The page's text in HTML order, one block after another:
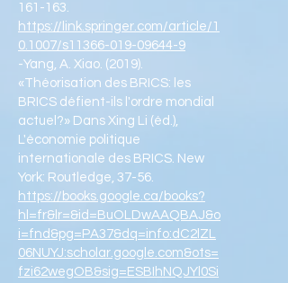
161-163.
https://link.springer.com/article/1
0.1007/s11366-019-09644-9
-Yang, A. Xiao. (2019).
«Théorisation des BRICS: les
BRICS défient-ils l'ordre mondial
actuel?» Dans Xing Li (éd.),
L'économie politique
internationale des BRICS. New
York: Routledge, 37-56.
https://books.google.ca/books?
hl=fr&lr=&id=BuOLDwAAQBAJ&o
i=fnd&pg=PA37&dq=info:dC2lZL
06NUYJ:scholar.google.com&ots=
fzi62wegOB&sig=ESBIhNQJYl0Si